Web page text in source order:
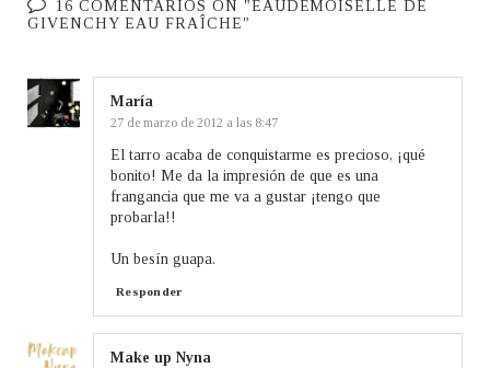
16 COMENTARIOS ON "EAUDEMOISELLE DE
GIVENCHY EAU FRAÎCHE"
María
27 de marzo de 2012 a las 8:47
El tarro acaba de conquistarme es precioso, ¡qué
bonito! Me da la impresión de que es una
frangancia que me va a gustar ¡tengo que
probarla!!
Un besín guapa.
Responder
Make up Nyna